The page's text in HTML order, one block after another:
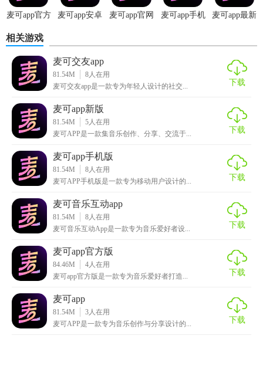
麦可app官方
麦可app安卓
麦可app官网
麦可app手机
麦可app最新
相关游戏
麦可交友app
81.54M 8人在用
麦可交友app是一款专为年轻人设计的社交...
下载
麦可app新版
81.54M 5人在用
麦可APP是一款集音乐创作、分享、交流于...
下载
麦可app手机版
81.54M 8人在用
麦可APP手机版是一款专为移动用户设计的...
下载
麦可音乐互动app
81.54M 8人在用
麦可音乐互动App是一款专为音乐爱好者设...
下载
麦可app官方版
84.46M 4人在用
麦可app官方版是一款专为音乐爱好者打造...
下载
麦可app
81.54M 3人在用
麦可APP是一款专为音乐创作与分享设计的...
下载